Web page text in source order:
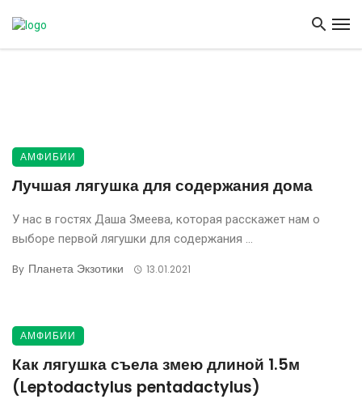
АМФИБИИ
Лучшая лягушка для содержания дома
У нас в гостях Даша Змеева, которая расскажет нам о
выборе первой лягушки для содержания ...
By Планета Экзотики 13.01.2021
АМФИБИИ
Как лягушка съела змею длиной 1.5м
(Leptodactylus pentadactylus)